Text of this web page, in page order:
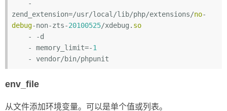
zend_extension=/usr/local/lib/php/extensions/no-
debug-non-zts-20100525/xdebug. so
    - memory_limit=-
1
env_file
从文件添加环境变量。可以是单个值或列表。